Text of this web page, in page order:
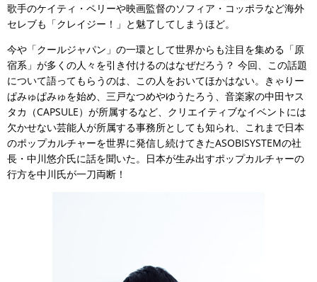
歌手のケイティ・ペリーや映画監督のソフィア・コッポラなど海外
セレブも「クレイジー！」と魅了してしまうほど。
今や「クールジャパン」の一環として世界からも注目を集める「原
宿系」が多くの人々を引き付けるのはなぜだろう？ 今回、この話題
について語ってもらうのは、この人をおいてほかはない。きゃりー
ぱみゅぱみゅを始め、三戸なつめやゆうたろう、音楽家の中田ヤス
タカ（CAPSULE）が所属するなど、クリエイティブなイベントには
欠かせない芸能人が所属する事務所としても知られ、これまで日本
のポップカルチャーを世界に発信し続けてきたASOBISYSTEMの社
長・中川悠介氏に話を聞いた。日本が生み出すポップカルチャーの
行方を中川氏が一刀両断！